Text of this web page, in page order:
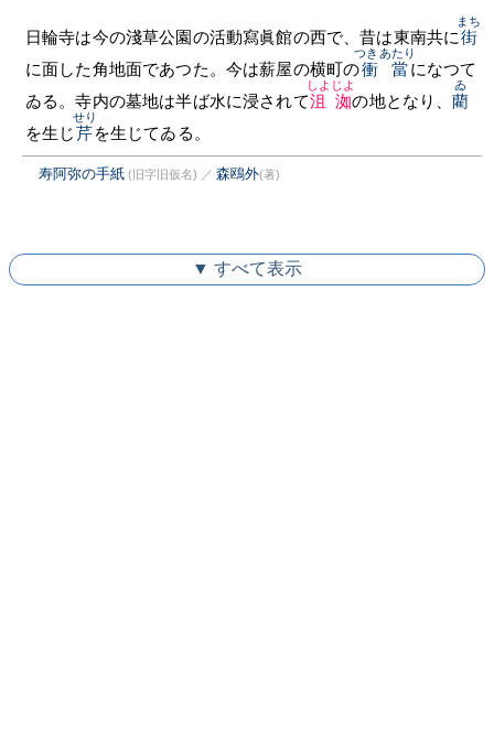
日輪寺は今の淺草公園の活動寫眞館の西で、昔は東南共に街
まち
に面した角地面であつた。今は薪屋の横町の衝當
つきあたり
になつて
ゐる。寺内の墓地は半ば水に浸されて沮洳
しよじよ
の地となり、藺
ゐ
を生じ芹
せり
を生じてゐる。
寿阿弥の手紙 (旧字旧仮名) ／ 森鴎外(著)
▼ すべて表示